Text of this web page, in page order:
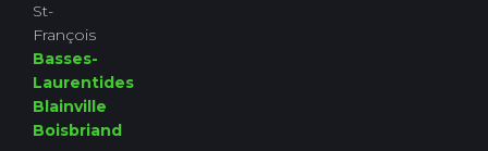
St-
François
Basses-
Laurentides
Blainville
Boisbriand